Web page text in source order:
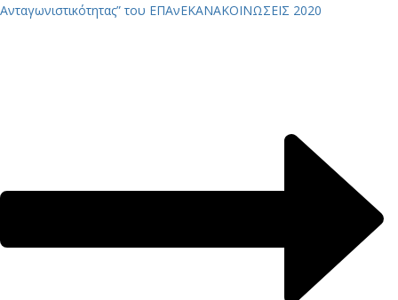
Ανταγωνιστικότητας” του ΕΠΑνΕΚΑΝΑΚΟΙΝΩΣΕΙΣ 2020